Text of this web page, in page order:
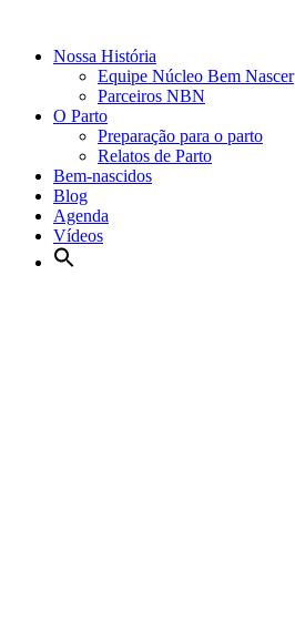
Nossa História
Equipe Núcleo Bem Nascer
Parceiros NBN
O Parto
Preparação para o parto
Relatos de Parto
Bem-nascidos
Blog
Agenda
Vídeos